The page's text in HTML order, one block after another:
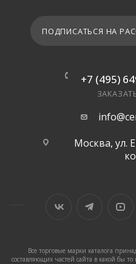
ПОДПИСАТЬСЯ НА
+7 (495)
Москва, ул.
Все торговые марки каталога
составляющих частей сайта в какой бы